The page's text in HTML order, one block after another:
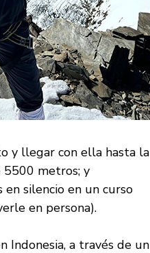
y llegar con ella hasta la
5500 metros; y
silencio en un curso
en persona).
Indonesia, a través de un